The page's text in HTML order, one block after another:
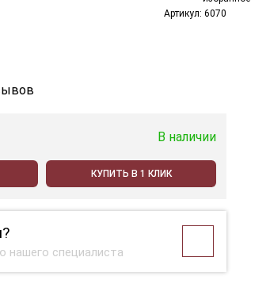
Артикул: 6070
В наличии
КУПИТЬ В 1 КЛИК
нашего специалиста